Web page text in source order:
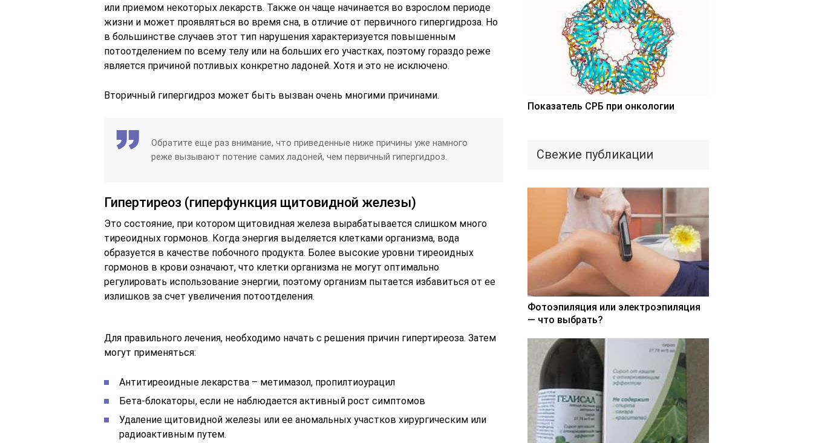
или приемом некоторых лекарств. Также он чаще начинается во взрослом периоде
жизни и может проявляться во время сна, в отличие от первичного гипергидроза. Но
в большинстве случаев этот тип нарушения характеризуется повышенным
потоотделением по всему телу или на больших его участках, поэтому гораздо реже
является причиной потливых конкретно ладоней. Хотя и это не исключено.
Вторичный гипергидроз может быть вызван очень многими причинами.
Обратите еще раз внимание, что приведенные ниже причины уже намного
реже вызывают потение самих ладоней, чем первичный гипергидроз.
Гипертиреоз (гиперфункция щитовидной железы)
Это состояние, при котором щитовидная железа вырабатывается слишком много
тиреоидных гормонов. Когда энергия выделяется клетками организма, вода
образуется в качестве побочного продукта. Более высокие уровни тиреоидных
гормонов в крови означают, что клетки организма не могут оптимально
регулировать использование энергии, поэтому организм пытается избавиться от ее
излишков за счет увеличения потоотделения.
Для правильного лечения, необходимо начать с решения причин гипертиреоза. Затем
могут применяться:
Антитиреоидные лекарства – метимазол, пропилтиоурацил
Бета-блокаторы, если не наблюдается активный рост симптомов
Удаление щитовидной железы или ее аномальных участков хирургическим или
радиоактивным путем.
Показатель СРБ при онкологии
Свежие публикации
Фотоэпиляция или электроэпиляция
— что выбрать?